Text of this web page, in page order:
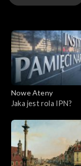
Nowe Ateny
Jaka jest rola IPN?